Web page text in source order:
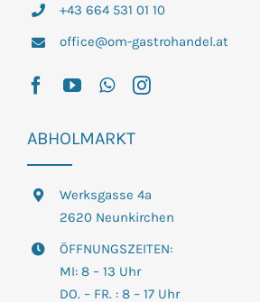
+43 664 531 01 10
office@om-gastrohandel.at
ABHOLMARKT
Werksgasse 4a
2620 Neunkirchen
ÖFFNUNGSZEITEN:
MI: 8 – 13 Uhr
DO. – FR. : 8 – 17 Uhr